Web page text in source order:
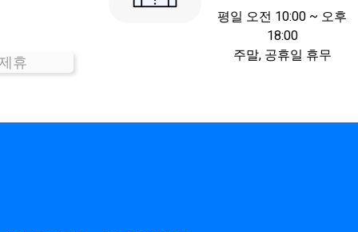
휴
평일 오전 10:00 ~ 오후
18:00
주말, 공휴일 휴무